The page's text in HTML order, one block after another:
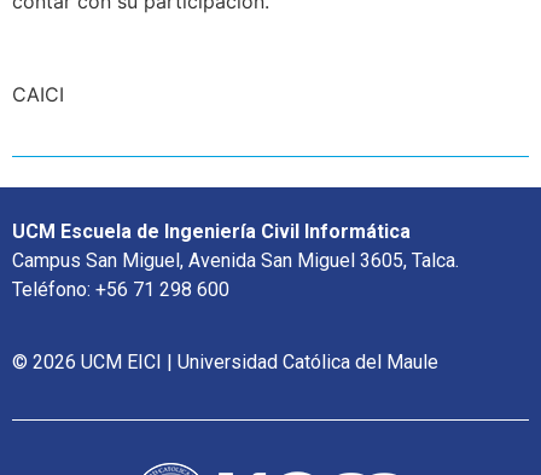
CAICI
UCM Escuela de Ingeniería Civil Informática
Campus San Miguel, Avenida San Miguel 3605, Talca.
Teléfono: +56 71 298 600
© 2026 UCM EICI | Universidad Católica del Maule